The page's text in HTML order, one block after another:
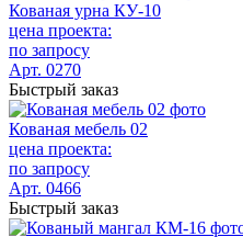
Кованая урна КУ-10
цена проекта:
по запросу
Арт. 0270
Быстрый заказ
Кованая мебель 02
цена проекта:
по запросу
Арт. 0466
Быстрый заказ